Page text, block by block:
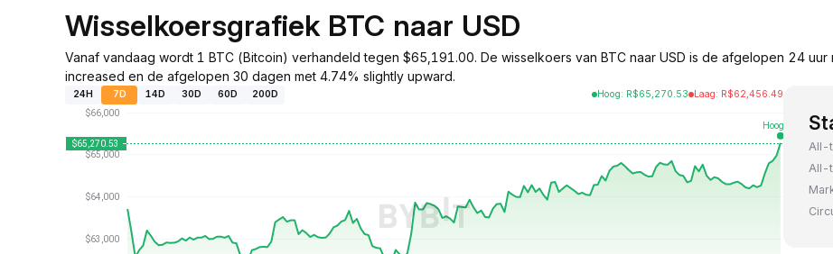
Wisselkoersgrafiek BTC naar USD
Vanaf vandaag wordt 1 BTC (Bitcoin) verhandeld tegen $65,191.00. De wisselkoers van BTC naar USD is de afgelopen 24
increased en de afgelopen 30 dagen met 4.74% slightly upward.
24H 7D 14D 30D 60D 200D Hoog: R$65,270.53 Laag: R$62,456.49
All-
All-